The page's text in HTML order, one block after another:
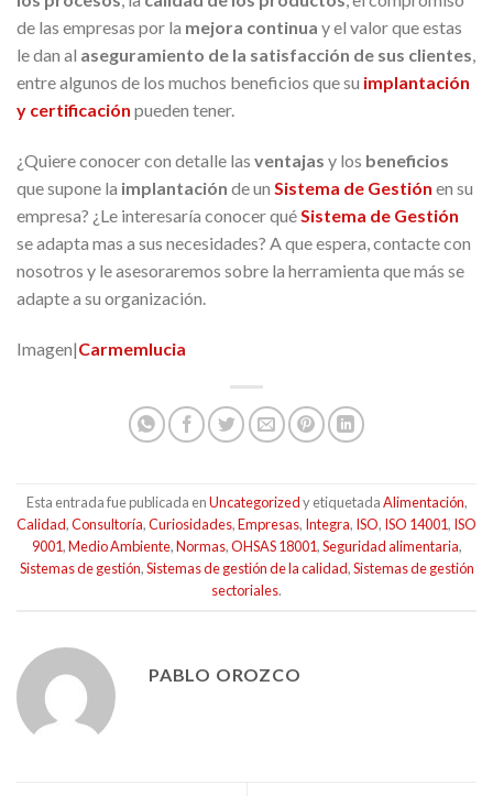
de las empresas por la mejora continua y el valor que estas
le dan al aseguramiento de la satisfacción de sus clientes,
entre algunos de los muchos beneficios que su implantación
y certificación pueden tener.
¿Quiere conocer con detalle las ventajas y los beneficios
que supone la implantación de un Sistema de Gestión en su
empresa? ¿Le interesaría conocer quéSistema de Gestión
se adapta mas a sus necesidades? A que espera, contacte con
nosotros y le asesoraremos sobre la herramienta que más se
adapte a su organización.
Imagen|Carmemlucia
Esta entrada fue publicada enUncategorizedy etiquetadaAlimentación,
Calidad,Consultoría,Curiosidades,Empresas, Integra, ISO, ISO 14001, ISO
9001,Medio Ambiente,Normas,OHSAS 18001,Seguridad alimentaria,
Sistemas de gestión,Sistemas de gestión de la calidad,Sistemas de gestión
sectoriales.
PABLO OROZCO